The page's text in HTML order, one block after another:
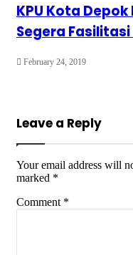
KPU Kota
Segera
February 24, 2019
Leave a Reply
Your email address will
marked *
Comment *